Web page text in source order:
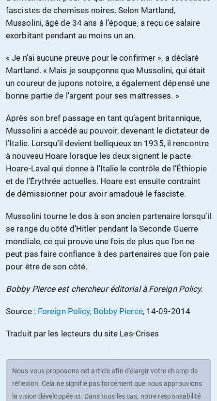
fascistes de chemises noires. Selon Martland,
Mussolini, âgé de 34 ans à l’époque, a reçu ce salaire
exorbitant pendant au moins un an.
« Je n’ai aucune preuve pour le confirmer », a déclaré
Martland. « Mais je soupçonne que Mussolini, qui était
un coureur de jupons notoire, a également dépensé une
bonne partie de l’argent pour ses maîtresses. »
Après son bref passage en tant qu’agent britannique,
Mussolini a accédé au pouvoir, devenant le dictateur de
l’Italie. Lorsqu’il devient belliqueux en 1935, il rencontre
à nouveau Hoare lorsque les deux signent le pacte
Hoare-Laval qui donne à l’Italie le contrôle de l’Éthiopie
et de l’Érythrée actuelles. Hoare est ensuite contraint
de démissionner pour avoir amadoué le fasciste.
Mussolini tourne le dos à son ancien partenaire lorsqu’il
se range du côté d’Hitler pendant la Seconde Guerre
mondiale, ce qui prouve une fois de plus que l’on ne
peut pas faire confiance à des partenaires que l’on paie
pour être de son côté.
Bobby Pierce est chercheur éditorial à Foreign Policy.
Source : Foreign Policy, Bobby Pierce, 14-09-2014
Traduit par les lecteurs du site Les-Crises
Nous vous proposons cet article afin d'élargir votre champ de
réflexion. Cela ne signifie pas forcément que nous approuvions
la vision développée ici. Dans tous les cas, notre responsabilité